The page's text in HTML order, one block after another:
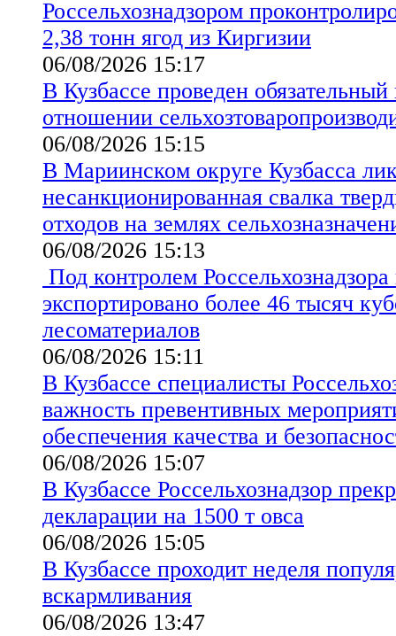
Россельхознадзором
2,38 тонн ягод из Киргизии
06/08/2026 15:17
В Кузбассе проведен
отношении
06/08/2026 15:15
В Мариинском округе Кузбасса
несанкционированная свалка
отходов на землях
06/08/2026 15:13
Под контролем Россельхознадзора
экспортировано более 46 тысяч
лесоматериалов
06/08/2026 15:11
В Кузбассе специалисты
важность превентивных
обеспечения качества и
06/08/2026 15:07
В Кузбассе Россельхознадзор
декларации на 1500 т овса
06/08/2026 15:05
В Кузбассе проходит неделя
вскармливания
06/08/2026 13:47